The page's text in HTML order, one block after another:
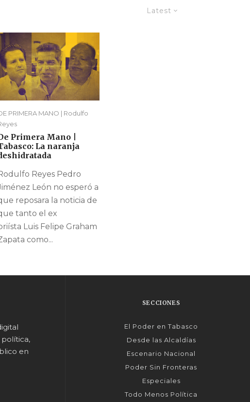
Latest
PRIMERA MANO | Rodulfo
Primera Mano |
La naranja
Reyes Pedro
León no esperó a
reposara la noticia de
tanto el ex
Luis Felipe Graham
como...
en
SECCIONES
El Poder en Tabasco
Desde las Alcaldías
Escenario Nacional
Poder Sin Fronteras
Especiales
Todo Menos Política